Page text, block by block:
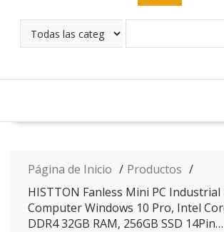
Página de Inicio
Productos
HISTTON Fanless Mini PC
Computer Windows 10 Pro, Intel
DDR4 32GB RAM, 256GB SSD 14Pin…